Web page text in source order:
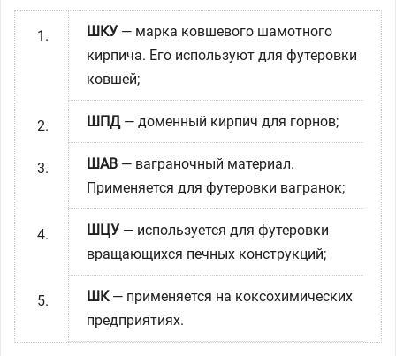
ШКУ— марка ковшевого шамотного
кирпича. Его используют для футеровки
ковшей;
ШПД— доменный кирпич для горнов;
ШАВ — ваграночный материал.
Применяется для футеровки вагранок;
ШЦУ— используется для футеровки
вращающихся печных конструкций;
ШК— применяется на коксохимических
предприятиях.